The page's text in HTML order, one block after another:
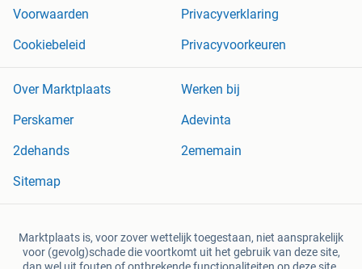
Voorwaarden
Privacyverklaring
Cookiebeleid
Privacyvoorkeuren
Over Marktplaats
Werken bij
Perskamer
Adevinta
2dehands
2ememain
Sitemap
Marktplaats is, voor zover wettelijk toegestaan, niet aansprakelijk
voor (gevolg)schade die voortkomt uit het gebruik van deze site,